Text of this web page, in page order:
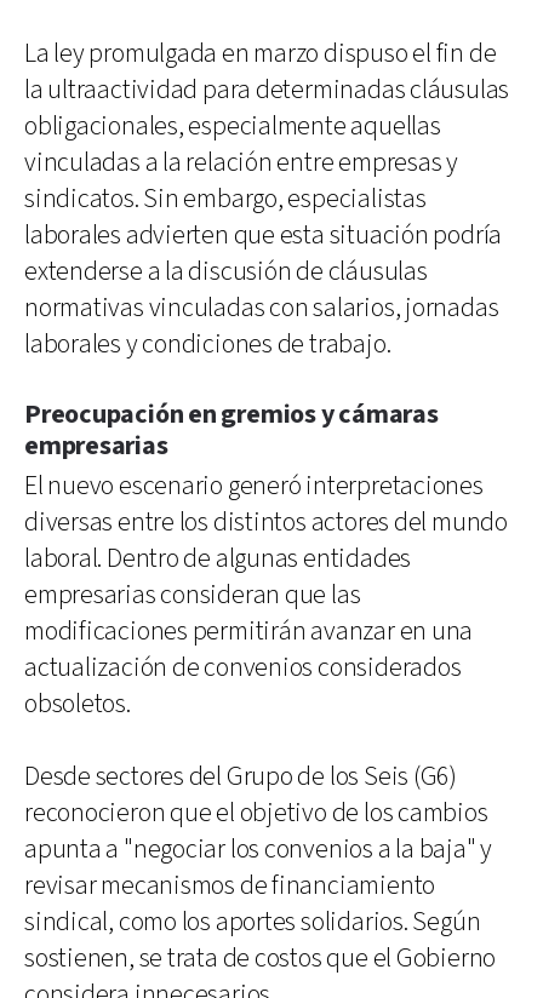
La ley promulgada en marzo dispuso el fin de
la ultraactividad para determinadas cláusulas
obligacionales, especialmente aquellas
vinculadas a la relación entre empresas y
sindicatos. Sin embargo, especialistas
laborales advierten que esta situación podría
extenderse a la discusión de cláusulas
normativas vinculadas con salarios, jornadas
laborales y condiciones de trabajo.
Preocupación en gremios y cámaras
empresarias
El nuevo escenario generó interpretaciones
diversas entre los distintos actores del mundo
laboral. Dentro de algunas entidades
empresarias consideran que las
modificaciones permitirán avanzar en una
actualización de convenios considerados
obsoletos.
Desde sectores del Grupo de los Seis (G6)
reconocieron que el objetivo de los cambios
apunta a "negociar los convenios a la baja" y
revisar mecanismos de financiamiento
sindical, como los aportes solidarios. Según
sostienen, se trata de costos que el Gobierno